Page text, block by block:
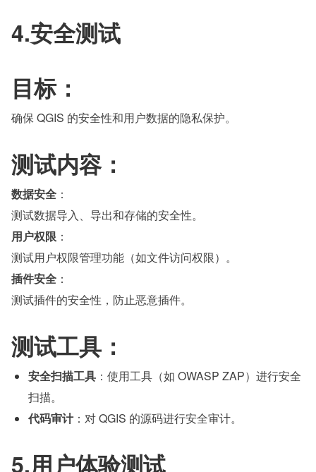
4.安全测试
目标：
确保 QGIS 的安全性和用户数据的隐私保护。
测试内容：
数据安全 ：
测试数据导入、导出和存储的安全性。
用户权限 ：
测试用户权限管理功能（如文件访问权限）。
插件安全 ：
测试插件的安全性，防止恶意插件。
测试工具：
安全扫描工具 ：使用工具（如 OWASP ZAP）进行安全
扫描。
代码审计：对 QGIS 的源码进行安全审计。
5.用户体验测试